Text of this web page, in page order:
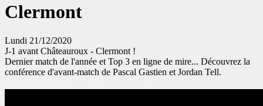
Clermont
Lundi 21/12/2020
J-1 avant Châteauroux - Clermont !
Dernier match de l'année et Top 3 en ligne de mire... Découvrez la
conférence d'avant-match de Pascal Gastien et Jordan Tell.